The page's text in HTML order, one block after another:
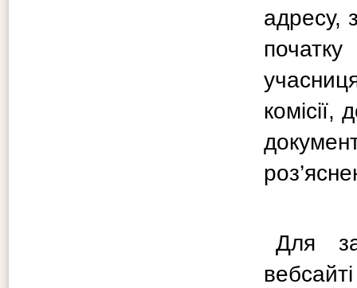
адресу,
комісії,
Для